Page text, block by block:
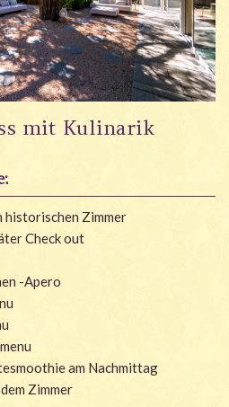
mit Kulinarik
historischen Zimmer
Check out
-Apero
am Nachmittag
Zimmer